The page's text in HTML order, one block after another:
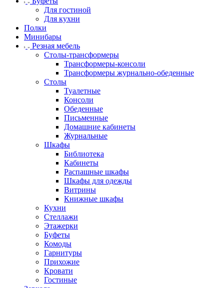
Для гостиной
Для кухни
Полки
Минибары
Резная мебель
Столы-трансформеры
Трансформеры-консоли
Трансформеры журнально-обеденные
Столы
Туалетные
Консоли
Обеденные
Письменные
Домашние кабинеты
Журнальные
Шкафы
Библиотека
Кабинеты
Распашные шкафы
Шкафы для одежды
Витрины
Книжные шкафы
Кухни
Стеллажи
Этажерки
Буфеты
Комоды
Гарнитуры
Прихожие
Кровати
Гостиные